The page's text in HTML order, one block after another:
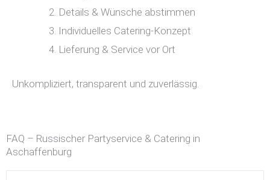
Details & Wünsche abstimmen
Individuelles Catering-Konzept
Lieferung & Service vor Ort
Unkompliziert, transparent und zuverlässig.
FAQ – Russischer Partyservice & Catering in
Aschaffenburg